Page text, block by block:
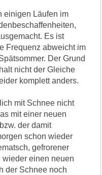
einigen Läufen im
Es ist
Frequenz abweicht im
Der Grund
nicht der Gleiche
komplett anders.
mit Schnee nicht
mit einer neuen
der damit
schon wieder
gefrorener
wieder einen neuen
der Schnee noch